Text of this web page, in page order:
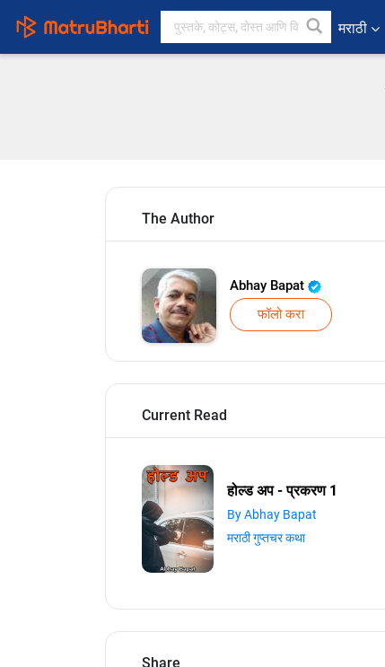
मराठी
The Author
Abhay Bapat
फॉलो करा
Current Read
होल्ड अप - प्रकरण 1
By Abhay Bapat
मराठी गुप्तचर कथा
Share